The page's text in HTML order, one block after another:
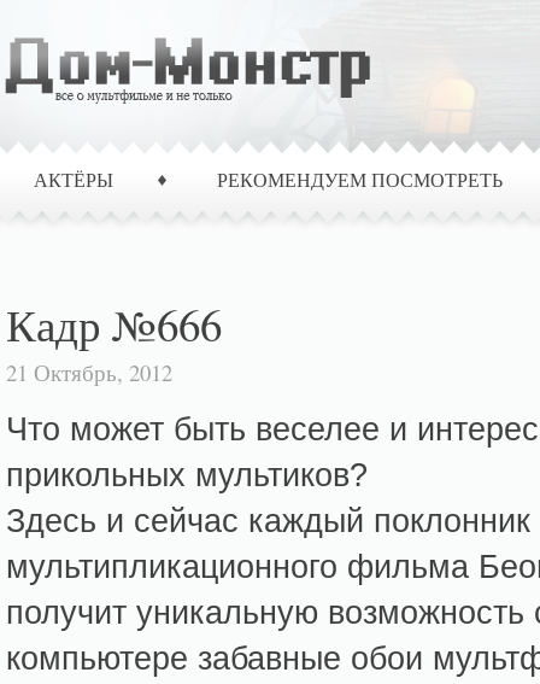
АКТЁРЫ РЕКОМЕНДУЕМ ПОСМОТРЕТЬ
Кадр №666
21 Октябрь, 2012
Что может быть веселее и
прикольных мультиков?
Здесь и сейчас каждый поклонник
мультипликационного фильма
получит уникальную возможность
компьютере забавные обои